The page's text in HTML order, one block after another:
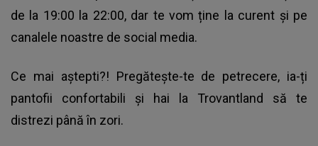
de la 19:00 la 22:00, dar te vom ține la curent și pe
canalele noastre de social media.
Ce mai aștepti?! Pregătește-te de petrecere, ia-ți
pantofii confortabili și hai la Trovantland să te
distrezi până în zori.